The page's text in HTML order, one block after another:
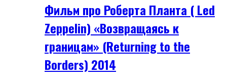
Фильм про Роберта Планта ( Led
Zeppelin) «Возвращаясь к
границам» (Returning to the
Borders) 2014